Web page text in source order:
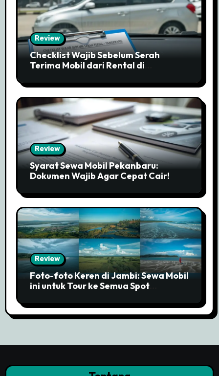
Review
Checklist Wajib Sebelum Serah
Terima Mobil dari Rental di
Review
Syarat Sewa Mobil Pekanbaru:
Dokumen Wajib Agar Cepat Cair!
Review
Foto-foto Keren di Jambi: Sewa Mobil
ini untuk Tour ke Semua Spot